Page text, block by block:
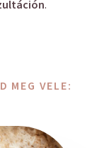
.
MEG VELE: